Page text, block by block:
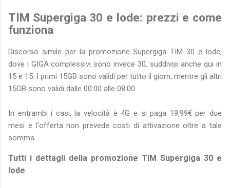
TIM Supergiga 30 e lode: prezzi e come
funziona
Discorso simile per la promozione Supergiga TIM 30 e lode,
dove i GIGA complessivi sono invece 30, suddivisi anche qui in
15 e 15. I primi 15GB sono validi per tutto il giorn, mentre gli altri
15GB sono validi dalle 00:00 alle 08:00
In entrambi i casi, la velocità è 4G e si paga 19,99€ per due
mesi e l'offerta non prevede costi di attivazione oltre a tale
somma.
Tutti i dettagli della promozione TIM Supergiga 30 e
lode